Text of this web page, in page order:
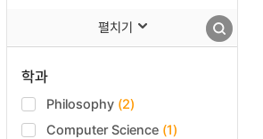
펼치기
학과
Philosophy (2)
Computer Science (1)